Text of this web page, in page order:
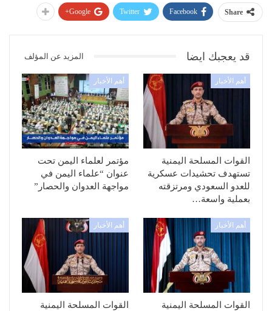
Share
Facebook
Twitter
Google+
قد يعجبك ايضا المزيد عن المؤلف
أهم الأخبار
القوات المسلحة اليمنية
تستهدف تحشيدات عسكرية
للعدو السعودي ومرتزقته
بعملية واسعة…
أهم الأخبار
مؤتمر لعلماء اليمن تحت
عنوان “علماء اليمن في
مواجهة العدوان والحصار”
أهم الأخبار
القوات المسلحة اليمنية
أهم الأخبار
القوات المسلحة اليمنية